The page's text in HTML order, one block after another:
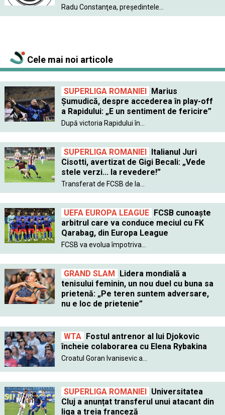
Radu Constanţea, preşedintele...
Cele mai noi articole
SUPERLIGA ROMANIEI Marius
Șumudică, despre accederea în play-off
a Rapidului: „E un sentiment de fericire”
După victoria Rapidului în...
SUPERLIGA ROMANIEI Italianul Juri
Cisotti, avertizat de Gigi Becali: „Vede
stele verzi... la revedere!”
Transferat de FCSB de la...
UEFA EUROPA LEAGUE FCSB cunoaște
arbitrul care va conduce meciul cu FK
Qarabag, din Europa League
FCSB va evolua împotriva...
GRAND SLAM Lidera mondială a
tenisului feminin, un nou duel cu buna sa
prietenă: „Pe teren suntem adversare,
nu e loc de prietenie”
WTA Fostul antrenor al lui Djokovic
încheie colaborarea cu Elena Rybakina
Croatul Goran Ivanisevic a...
SUPERLIGA ROMANIEI Universitatea
Cluj a anunțat transferul unui atacant din
liga a treia franceză